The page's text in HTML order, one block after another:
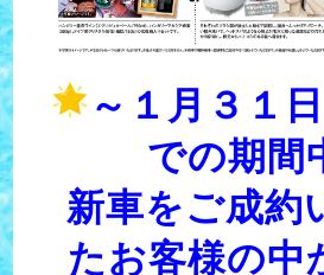
～１月３１
での期間
新車をご成約
たお客様の中